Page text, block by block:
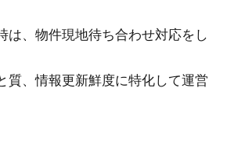
は、物件現地待ち合わせ対応をし
質、情報更新鮮度に特化して運営